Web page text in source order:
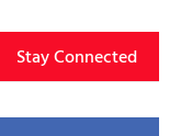
Stay Connected